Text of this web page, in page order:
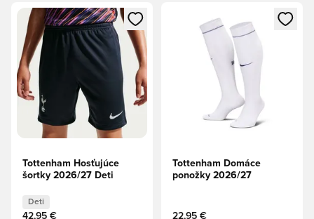
Otvorí modál na prihlásenie alebo registráciu ako člen
Tottenham Hosťujúce
šortky 2026/27 Deti
Deti
42,95 €
Otvorí modál na prihlásenie
Tottenham Domáce
ponožky 2026/27
22,95 €